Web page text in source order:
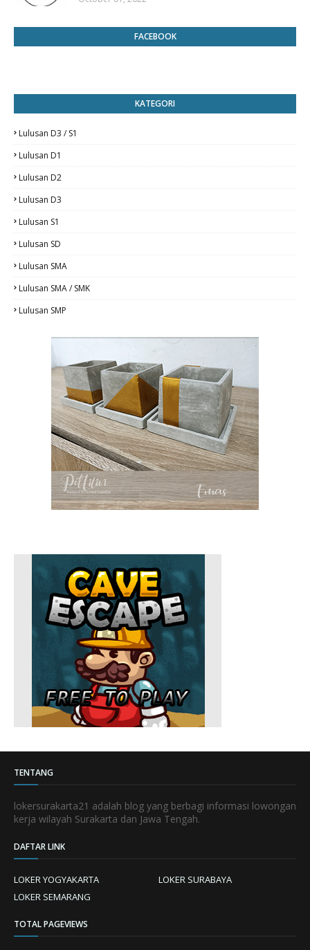
FACEBOOK
KATEGORI
Lulusan D3 / S1
Lulusan D1
Lulusan D2
Lulusan D3
Lulusan S1
Lulusan SD
Lulusan SMA
Lulusan SMA / SMK
Lulusan SMP
TENTANG
lokersurakarta21 adalah blog yang berbagi informasi lowongan
kerja wilayah Surakarta dan Jawa Tengah.
DAFTAR LINK
LOKER YOGYAKARTA
LOKER SURABAYA
LOKER SEMARANG
TOTAL PAGEVIEWS